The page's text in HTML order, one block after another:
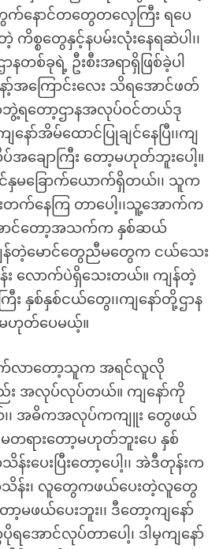
နောင်တတွေတလှေကြီး ရပေ
စ္စတွေနှင့်နပမ်းလုံးနေရဆဲပါ၊၊
နတစ်ခုရဲ့ ဦးစီးအရာရှိဖြစ်ခဲ့ပါ
ာ့်အကြောင်းလေး သိရအောင်ဖတ်
ာ်ဘွဲ့ရတော့ဌာနအလုပ်ဝင်တယ်ဒု
နော်အိမ်ထောင်ပြုချင်နေပြီ၊၊ကျ
ချောကြီး တော့မဟုတ်ဘူးပေါ့။
မခြောက်ယောက်ရှိတယ်၊၊ သူက
တက်နေကြ တာပေါ့၊၊သူ့အောက်က
င်တော့အသက်က နှစ်ဆယ်
န်တဲ့မောင်တွေညီမတွေက ငယ်သေး
း လောက်ပဲရှိသေးတယ်။ ကျန်တဲ့
နှစ်နှစ်ငယ်တွေ၊၊ကျနော်တို့ဌာန
ဟုတ်ပေမယ့်။
က်လာတော့သူက အရင်လူလို
အလုပ်လုပ်တယ်။ ကျနော်ကို
၊၊ အဓိကအလုပ်ကကျူး တွေဖယ်
၊ မတရားတော့မဟုတ်ဘူးပေ နှစ်
းပြီးတော့ပေါ့၊၊ အဲဒီတုန်းက
က်သိန်း၊ လူတွေကဖယ်ပေးတဲ့လူတွေ
မဖယ်ပေးဘူး၊၊ ဒီတော့ကျနော်
ာင်လုပ်တာပေါ့၊ ဒါမှကျနော်